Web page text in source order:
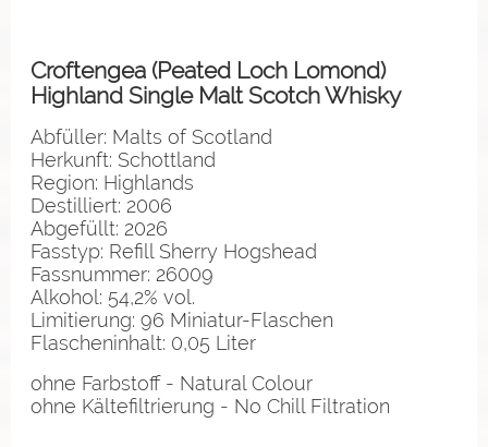
Croftengea (Peated Loch Lomond)
Highland Single Malt Scotch Whisky
Abfüller: Malts of Scotland
Herkunft: Schottland
Region: Highlands
Destilliert: 2006
Abgefüllt: 2026
Fasstyp: Refill Sherry Hogshead
Fassnummer: 26009
Alkohol: 54,2% vol.
Limitierung: 96 Miniatur-Flaschen
Flascheninhalt: 0,05 Liter
ohne Farbstoff - Natural Colour
ohne Kältefiltrierung - No Chill Filtration